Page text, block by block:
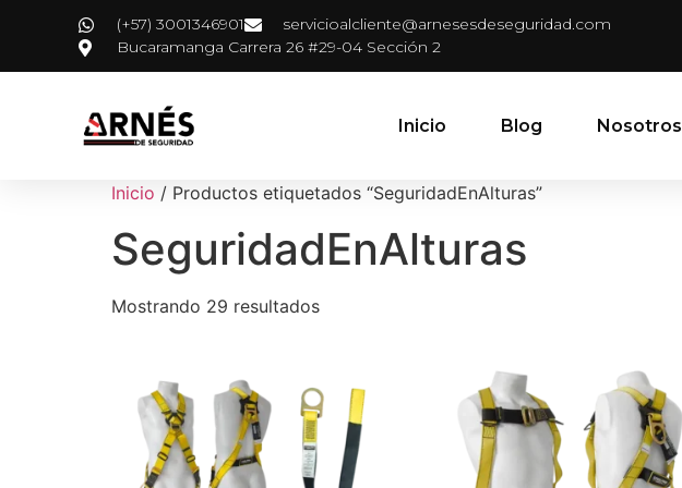
(+57) 3001346901
servicioalcliente@arnesesdeseguridad.com
Bucaramanga Carrera 26 #29-04 Sección 2
Inicio Blog Nosotros
Inicio / Productos etiquetados “SeguridadEnAlturas”
SeguridadEnAlturas
Mostrando 29 resultados